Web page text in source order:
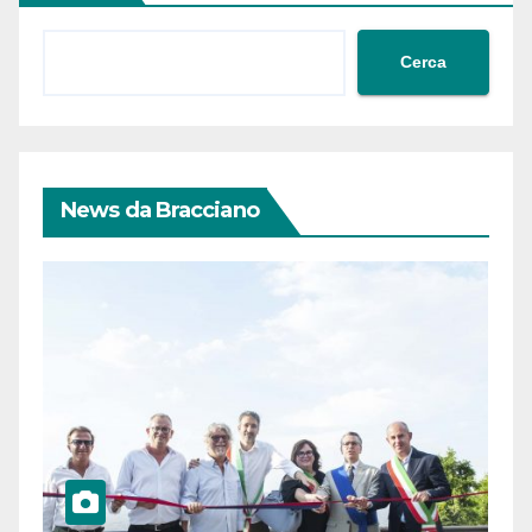
Cerca
News da Bracciano